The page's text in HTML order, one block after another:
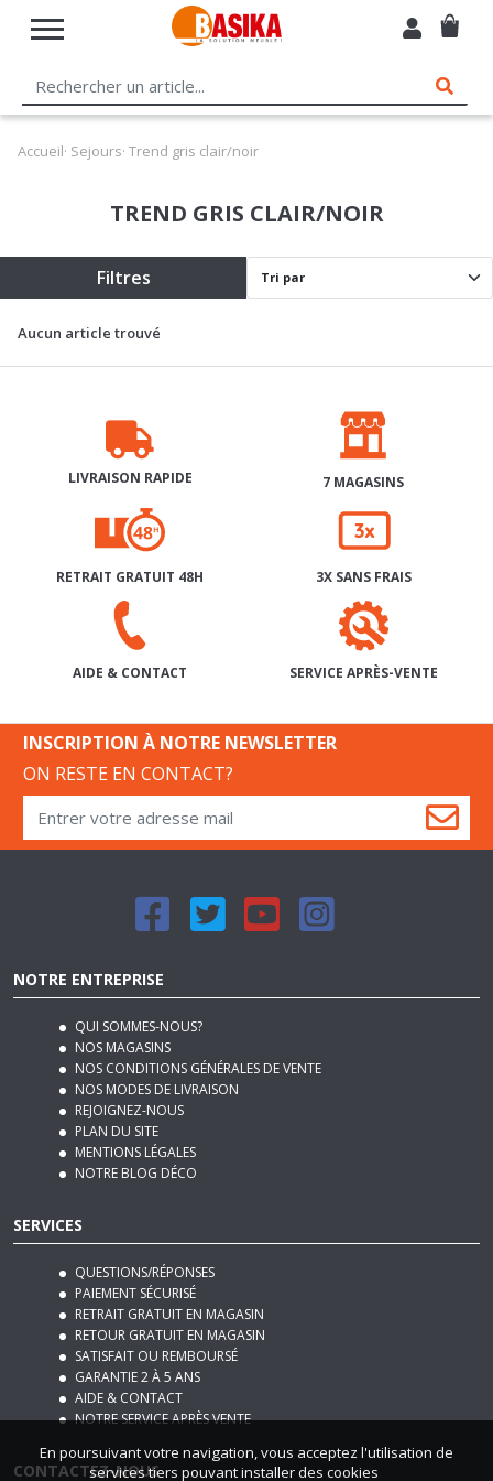
Accueil· Sejours· Trend gris clair/noir
TREND GRIS CLAIR/NOIR
Filtres
Aucun article trouvé
LIVRAISON RAPIDE 7 MAGASINS
RETRAIT GRATUIT 48H 3X SANS FRAIS
AIDE & CONTACT SERVICE APRÈS-VENTE
INSCRIPTION À NOTRE NEWSLETTER
ON RESTE EN CONTACT?
NOTRE ENTREPRISE
QUI SOMMES-NOUS?
NOS MAGASINS
NOS CONDITIONS GÉNÉRALES DE VENTE
NOS MODES DE LIVRAISON
REJOIGNEZ-NOUS
PLAN DU SITE
MENTIONS LÉGALES
NOTRE BLOG DÉCO
SERVICES
QUESTIONS/RÉPONSES
PAIEMENT SÉCURISÉ
RETRAIT GRATUIT EN MAGASIN
RETOUR GRATUIT EN MAGASIN
SATISFAIT OU REMBOURSÉ
GARANTIE 2 À 5 ANS
AIDE & CONTACT
NOTRE SERVICE APRÈS VENTE
CONTACTEZ-NOUS
En poursuivant votre navigation, vous acceptez l'utilisation de
services tiers pouvant installer des cookies